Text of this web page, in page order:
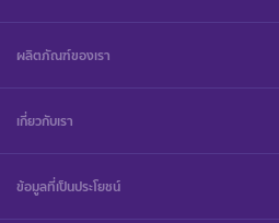
ผลิตภัณฑ์ของเรา
เกี่ยวกับเรา
ข้อมูลที่เป็นประโยชน์